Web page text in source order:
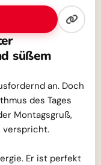
süßem
an. Doch
des Tages
Montagsgruß,
verspricht.
Er ist perfekt